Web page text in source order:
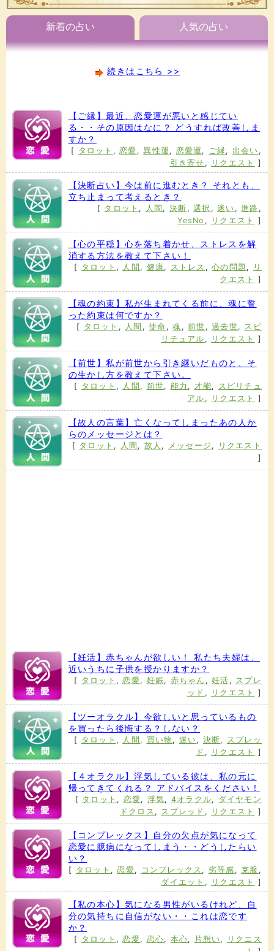
新着の占い 人気の占い
続きはこちら >>
【ご縁】最近、恋愛運が悪いと感じてい
る・・その原因はなに？ どうすれば改善しま
すか？
[ タロット ,恋愛 ,異性運 , 恋愛運 , ご縁, 出会い ,
引き寄せ , リクエスト ]
【決断占い】今は前に進むとき？ それとも、
立ち止まって考えるとき？
[ タロット , 人間 ,決断 ,選択 ,迷い ,進路 ,
YesNo , リクエスト ]
【心の平穏】心を落ち着かせ、ストレスを解
消する方法を教えて下さい！
[ タロット , 人間 , 健康, ストレス ,心の問題 ,
リ
クエスト
]
【魂の約束】私が生まれてくる前に、魂に誓
った約束は何ですか？
[ タロット , 人間 ,使命 ,魂 ,前世 ,過去世, スピ
リチュアル , リクエスト ]
【前世】私が前世から引き継いだものと、そ
の生かし方を教えて下さい。
[ タロット , 人間 , 前世, 能力 , 才能, スピリチュ
アル , リクエスト ]
【故人の言葉】亡くなってしまったあの人か
らのメッセージとは？
[ タロット , 人間 , 故人 , メッセージ ,
リクエスト
]
【妊活】赤ちゃんが欲しい！ 私たち夫婦は、
近いうちに子供を授かりますか？
[ タロット ,恋愛, 妊娠, 赤ちゃん ,妊活 , スプレ
ッド , リクエスト ]
【ツーオラクル】今欲しいと思っているもの
を買ったら後悔する？しない？
[ タロット , 人間 , 買い物 , 迷い, 決断,
スプレッ
ド , リクエスト ]
【４オラクル】浮気している彼は、私の元に
帰ってきてくれる？ アドバイスをください！
[ タロット , 恋愛, 浮気, 4オラクル, ダイヤモン
ドクロス , スプレッド , リクエスト ]
【コンプレックス】自分の欠点が気になって
恋愛に臆病になってしまう・・どうしたらい
い？
[ タロット ,恋愛, コンプレックス , 劣等感 ,克服 ,
ダイエット , リクエスト ]
【私の本心】気になる男性がいるけれど、自
分の気持ちに自信がない・・これは恋です
か？
[ タロット ,恋愛, 恋心, 本心, 片想い,
リクエス